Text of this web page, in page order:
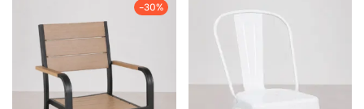
-30%